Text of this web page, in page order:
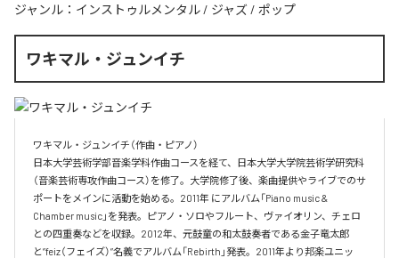
ジャンル： インストゥルメンタル / ジャズ / ポップ
ワキマル・ジュンイチ
ワキマル・ジュンイチ（作曲・ピアノ）
日本大学芸術学部音楽学科作曲コースを経て、日本大学大学院芸術学研究科
（音楽芸術専攻作曲コース）を修了。大学院修了後、楽曲提供やライブでのサ
ポートをメインに活動を始める。2011年 にアルバム「Piano music &
Chamber music」を発表。ピアノ・ソロやフルート、ヴァイオリン、チェロ
との四重奏などを収録。2012年、元鼓童の和太鼓奏者である金子竜太郎
と”feiz（フェイズ）”名義でアルバム「Rebirth」発表。2011年より邦楽ユニッ